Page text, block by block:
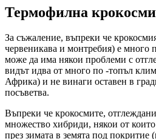
Термофилна
За съжаление, въпреки че
червеникава и монтребия) е много
може да има някои проблеми с
видът идва от много по -топъл
Африка) и не винаги оставен в
посъветва.
Въпреки че крокосмите,
множество хибриди, някои от които
през зимата в земята под покритие